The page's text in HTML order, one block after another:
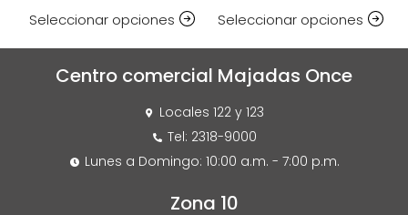
Seleccionar opciones Seleccionar opciones
Centro comercial Majadas Once
Locales 122 y 123
Tel: 2318-9000
Lunes a Domingo: 10:00 a.m. - 7:00 p.m.
Zona 10